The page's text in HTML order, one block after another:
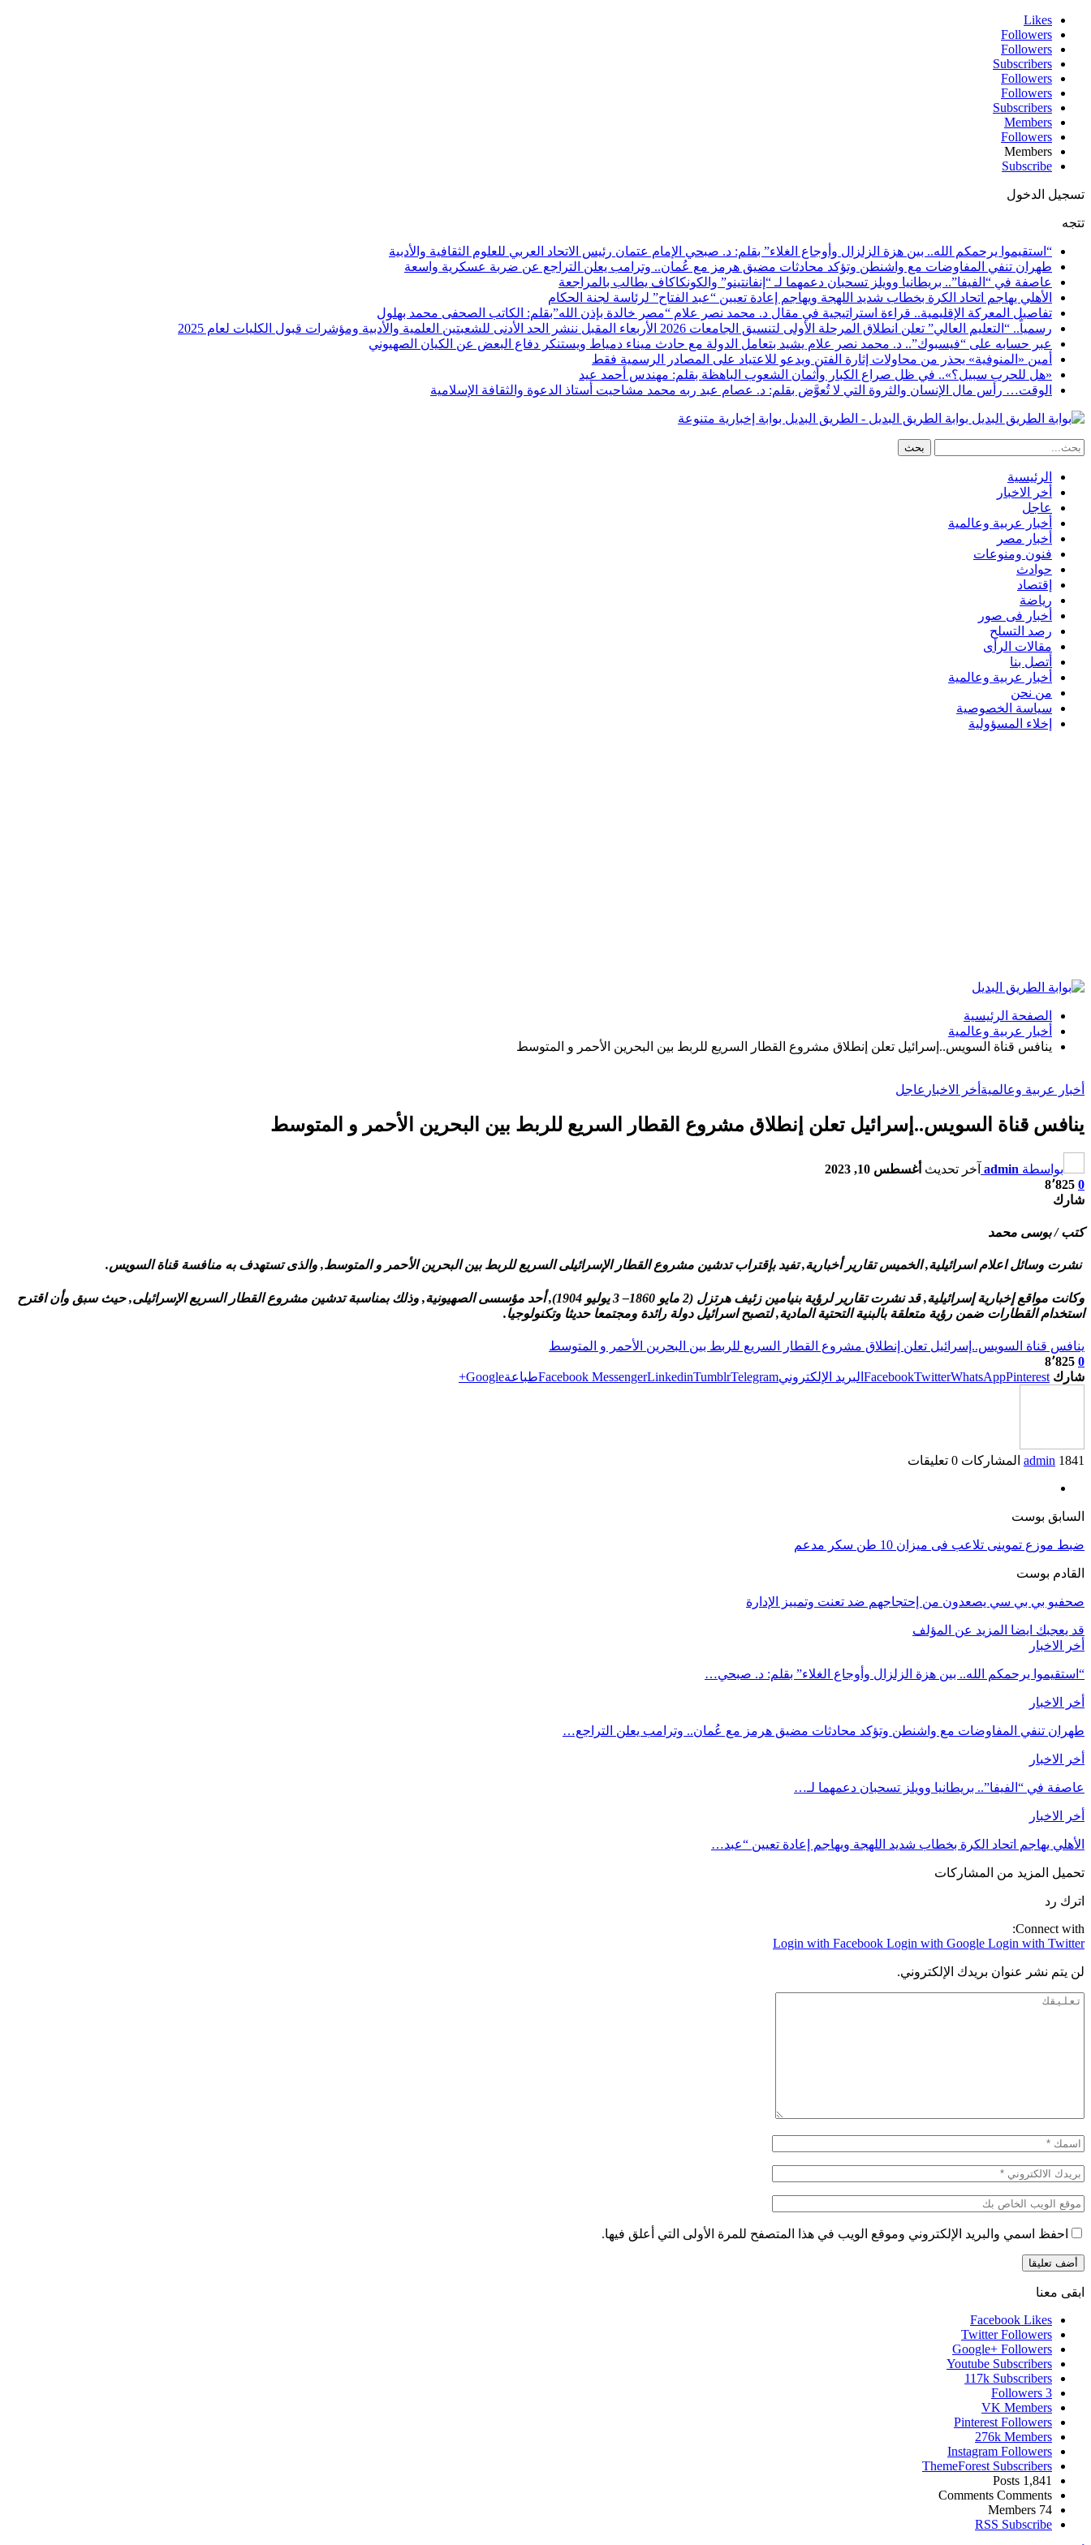
Likes
Followers
Followers
Subscribers
Followers
Followers
Subscribers
Members
Followers
Members
Subscribe
تسجيل الدخول
تتجه
“استقيموا يرحمكم الله.. بين هزة الزلزال وأوجاع الغلاء” بقلم: د. صبحي الإمام عتمان رئيس الاتحاد العربي للعلوم الثقافية والأدبية
طهران تنفي المفاوضات مع واشنطن وتؤكد محادثات مضيق هرمز مع عُمان.. وترامب يعلن التراجع عن ضربة عسكرية واسعة
عاصفة في “الفيفا”.. بريطانيا وويلز تسحبان دعمهما لـ “إنفانتينو” والكونكاكاف يطالب بالمراجعة
الأهلي يهاجم اتحاد الكرة بخطاب شديد اللهجة ويهاجم إعادة تعيين “عبد الفتاح” لرئاسة لجنة الحكام
تفاصيل المعركة الإقليمية.. قراءة استراتيجية في مقال د. محمد نصر علام “مصر خالدة بإذن الله”بقلم: الكاتب الصحفى محمد بهلول
رسمياً.. “التعليم العالي” تعلن انطلاق المرحلة الأولى لتنسيق الجامعات 2026 الأربعاء المقبل ننشر الحد الأدنى للشعبتين العلمية والأدبية ومؤشرات قبول الكليات لعام 2025
عبر حسابه على “فيسبوك”.. د. محمد نصر علام يشيد بتعامل الدولة مع حادث ميناء دمياط ويستنكر دفاع البعض عن الكيان الصهيوني
أمين «المنوفية» يحذر من محاولات إثارة الفتن ويدعو للاعتياد على المصادر الرسمية فقط
«هل للحرب سبيل؟».. في ظل صراع الكبار وأثمان الشعوب الباهظة بقلم: مهندس أحمد عيد
الوقت… رأس مال الإنسان والثروة التي لا تُعوَّض بقلم: د. عصام عبد ربه محمد مشاحيت أستاذ الدعوة والثقافة الإسلامية
بوابة الطريق البديل - الطريق البديل بوابة إخبارية متنوعة
الرئيسية
أخر الاخبار
عاجل
أخبار عربية وعالمية
أخبار مصر
فنون ومنوعات
حوادث
إقتصاد
رياضة
أخبار فى صور
رصد التسلح
مقالات الرأى
أتصل بنا
أخبار عربية وعالمية
من نحن
سياسة الخصوصية
إخلاء المسؤولية
الصفحة الرئيسية
أخبار عربية وعالمية
ينافس قناة السويس..إسرائيل تعلن إنطلاق مشروع القطار السريع للربط بين البحرين الأحمر و المتوسط
أخبار عربية وعالمية أخر الاخبار عاجل
ينافس قناة السويس..إسرائيل تعلن إنطلاق مشروع القطار السريع للربط بين البحرين الأحمر و المتوسط
بواسطة admin آخر تحديث أغسطس 10, 2023
0 8٬825
شارك
كتب / بوسى محمد
نشرت وسائل اعلام اسرائيلية, الخميس تقارير أخبارية, تفيد بإقتراب تدشين مشروع القطار الإسرائيلى السريع للربط بين البحرين الأحمر و المتوسط, والذى تستهدف به منافسة قناة السويس.
وكانت مواقع إخبارية إسرائيلية, قد نشرت تقارير لرؤية بنيامين زئيف هرتزل (2 مايو 1860– 3 يوليو 1904), أحد مؤسسى الصهيونية, وذلك بمناسبة تدشين مشروع القطار السريع الإسرائيلى, حيث سبق وأن اقترح
استخدام القطارات ضمن رؤية متعلقة بالبنية التحتية المادية, لتصبح اسرائيل دولة رائدة ومجتمعا حديثا وتكنولوجيا.
ينافس قناة السويس..إسرائيل تعلن إنطلاق مشروع القطار السريع للربط بين البحرين الأحمر و المتوسط
0 8٬825
شارك
FacebookTwitterWhatsAppPinterest البريد الإلكتروني Facebook MessengerLinkedinTumblrTelegram طباعةGoogle+
admin 1841 المشاركات 0 تعليقات
السابق بوست
ضبط موزع تموينى تلاعب فى ميزان 10 طن سكر مدعم
القادم بوست
صحفيو بي بي سي يصعدون من إحتجاجهم ضد تعنت وتمييز الإدارة
قد يعجبك ايضا المزيد عن المؤلف
أخر الاخبار
“استقيموا يرحمكم الله.. بين هزة الزلزال وأوجاع الغلاء” بقلم: د. صبحي…
أخر الاخبار
طهران تنفي المفاوضات مع واشنطن وتؤكد محادثات مضيق هرمز مع عُمان.. وترامب يعلن التراجع…
أخر الاخبار
عاصفة في “الفيفا”.. بريطانيا وويلز تسحبان دعمهما لـ…
أخر الاخبار
الأهلي يهاجم اتحاد الكرة بخطاب شديد اللهجة ويهاجم إعادة تعيين “عبد…
تحميل المزيد من المشاركات
اترك رد
Connect with:
Login with Facebook Login with Google Login with Twitter
لن يتم نشر عنوان بريدك الإلكتروني.
احفظ اسمي والبريد الإلكتروني وموقع الويب في هذا المتصفح للمرة الأولى التي أعلق فيها.
ابقى معنا
Facebook Likes
Twitter Followers
Google+ Followers
Youtube Subscribers
117k Subscribers
3
Followers
VK Members
Pinterest Followers
276k Members
Instagram Followers
ThemeForest Subscribers
1,841
Posts
Comments Comments
74
Members
RSS Subscribe